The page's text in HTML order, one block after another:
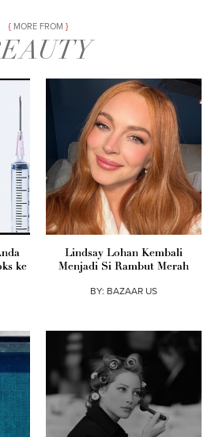
MORE FROM
ke
Lindsay Lohan Kembali
Menjadi Si Rambut Merah
BY: BAZAAR US